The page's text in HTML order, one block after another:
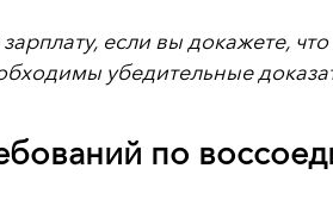
если вы докажете, что
убедительные
по